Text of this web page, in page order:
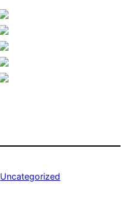
Uncategorized